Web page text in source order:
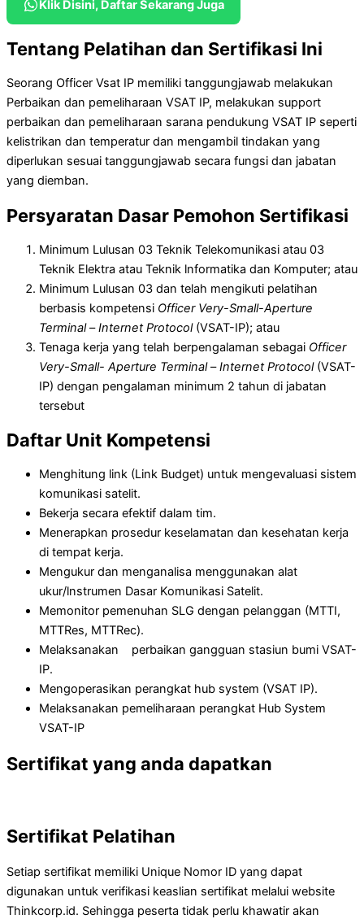
Klik Disini, Daftar Sekarang Juga
Tentang Pelatihan dan Sertifikasi Ini
Seorang Officer Vsat IP memiliki tanggungjawab melakukan
Perbaikan dan pemeliharaan VSAT IP, melakukan support
perbaikan dan pemeliharaan sarana pendukung VSAT IP seperti
kelistrikan dan temperatur dan mengambil tindakan yang
diperlukan sesuai tanggungjawab secara fungsi dan jabatan
yang diemban.
Persyaratan Dasar Pemohon Sertifikasi
Minimum Lulusan 03 Teknik Telekomunikasi atau 03
Teknik Elektra atau Teknik lnformatika dan Komputer; atau
Minimum Lulusan 03 dan telah mengikuti pelatihan
berbasis kompetensi Officer Very-Small-Aperture
Terminal–Internet Protocol (VSAT-IP); atau
Tenaga kerja yang telah berpengalaman sebagai Officer
Very-Small- Aperture Terminal–Internet Protocol (VSAT-
IP) dengan pengalaman minimum 2 tahun di jabatan
tersebut
Daftar Unit Kompetensi
Menghitung link (Link Budget) untuk mengevaluasi sistem
komunikasi satelit.
Bekerja secara efektif dalam tim.
Menerapkan prosedur keselamatan dan kesehatan kerja
di tempat kerja.
Mengukur dan menganalisa menggunakan alat
ukur/lnstrumen Dasar Komunikasi Satelit.
Memonitor pemenuhan SLG dengan pelanggan (MTTI,
MTTRes, MTTRec).
Melaksanakan perbaikan gangguan stasiun bumi VSAT-
IP.
Mengoperasikan perangkat hub system (VSAT IP).
Melaksanakan pemeliharaan perangkat Hub System
VSAT-IP
Sertifikat yang anda dapatkan
Sertifikat Pelatihan
Setiap sertifikat memiliki Unique Nomor ID yang dapat
digunakan untuk verifikasi keaslian sertifikat melalui website
Thinkcorp.id. Sehingga peserta tidak perlu khawatir akan